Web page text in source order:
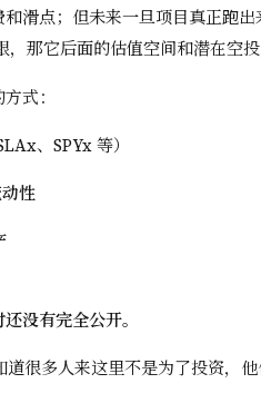
滑点；但未来一旦项目真正跑
那它后面的估值空间和潜在空投
式：
、SPYx 等）
性
没有完全公开。
很多人来这里不是为了投资，